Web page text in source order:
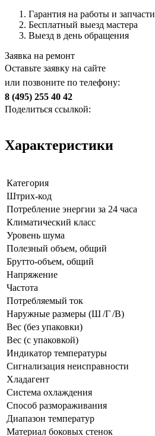
Гарантия на работы и запчасти
Бесплатный выезд мастера
Выезд в день обращения
Заявка на ремонт
Оставьте заявку на сайте
или позвоните по телефону:
8 (495) 255 40 42
Поделиться ссылкой:
Характеристики
Категория
Штрих-код
Потребление энергии за 24 часа
Климатический класс
Уровень шума
Полезный объем, общий
Брутто-объем, общий
Напряжение
Частота
Потребляемый ток
Наружные размеры (Ш /Г /В)
Вес (без упаковки)
Вес (с упаковкой)
Индикатор температуры
Сигнализация неисправности
Хладагент
Система охлаждения
Способ размораживания
Диапазон температур
Материал боковых стенок